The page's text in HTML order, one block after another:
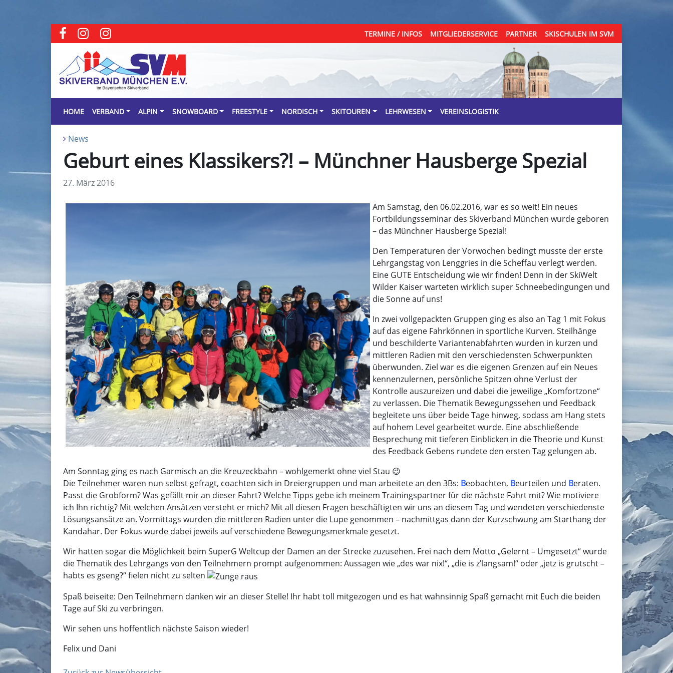
TERMINE / INFOS MITGLIEDERSERVICE PARTNER SKISCHULEN IM SVM
HOME VERBAND ALPIN SNOWBOARD FREESTYLE NORDISCH SKITOUREN LEHRWESEN VEREINSLOGISTIK
News
Geburt eines Klassikers?! – Münchner Hausberge Spezial
27. März 2016
Am Samstag, den 06.02.2016, war es so weit! Ein neues
Fortbildungsseminar des Skiverband München wurde geboren
– das Münchner Hausberge Spezial!
Den Temperaturen der Vorwochen bedingt musste der erste
Lehrgangstag von Lenggries in die Scheffau verlegt werden.
Eine GUTE Entscheidung wie wir finden! Denn in der SkiWelt
Wilder Kaiser warteten wirklich super Schneebedingungen und
die Sonne auf uns!
In zwei vollgepackten Gruppen ging es also an Tag 1 mit Fokus
auf das eigene Fahrkönnen in sportliche Kurven. Steilhänge
und beschilderte Variantenabfahrten wurden in kurzen und
mittleren Radien mit den verschiedensten Schwerpunkten
überwunden. Ziel war es die eigenen Grenzen auf ein Neues
kennenzulernen, persönliche Spitzen ohne Verlust der
Kontrolle auszureizen und dabei die jeweilige „Komfortzone“
zu verlassen. Die Thematik Bewegungssehen und Feedback
begleitete uns über beide Tage hinweg, sodass am Hang stets
auf hohem Level gearbeitet wurde. Eine abschließende
Besprechung mit tieferen Einblicken in die Theorie und Kunst
des Feedback Gebens rundete den ersten Tag gelungen ab.
Am Sonntag ging es nach Garmisch an die Kreuzeckbahn – wohlgemerkt ohne viel Stau 😉
Die Teilnehmer waren nun selbst gefragt, coachten sich in Dreiergruppen und man arbeitete an den 3Bs: Beobachten, Beurteilen und Beraten.
Passt die Grobform? Was gefällt mir an dieser Fahrt? Welche Tipps gebe ich meinem Trainingspartner für die nächste Fahrt mit? Wie motiviere
ich Ihn richtig? Mit welchen Ansätzen versteht er mich? Mit all diesen Fragen beschäftigten wir uns an diesem Tag und wendeten verschiedenste
Lösungsansätze an. Vormittags wurden die mittleren Radien unter die Lupe genommen – nachmittgas dann der Kurzschwung am Starthang der
Kandahar. Der Fokus wurde dabei jeweils auf verschiedene Bewegungsmerkmale gesetzt.
Wir hatten sogar die Möglichkeit beim SuperG Weltcup der Damen an der Strecke zuzusehen. Frei nach dem Motto „Gelernt – Umgesetzt“ wurde
die Thematik des Lehrgangs von den Teilnehmern prompt aufgenommen: Aussagen wie „des war nix!“, „die is z’langsam!“ oder „jetz is grutscht –
habts es gseng?“ fielen nicht zu selten
Spaß beiseite: Den Teilnehmern danken wir an dieser Stelle! Ihr habt toll mitgezogen und es hat wahnsinnig Spaß gemacht mit Euch die beiden
Tage auf Ski zu verbringen.
Wir sehen uns hoffentlich nächste Saison wieder!
Felix und Dani